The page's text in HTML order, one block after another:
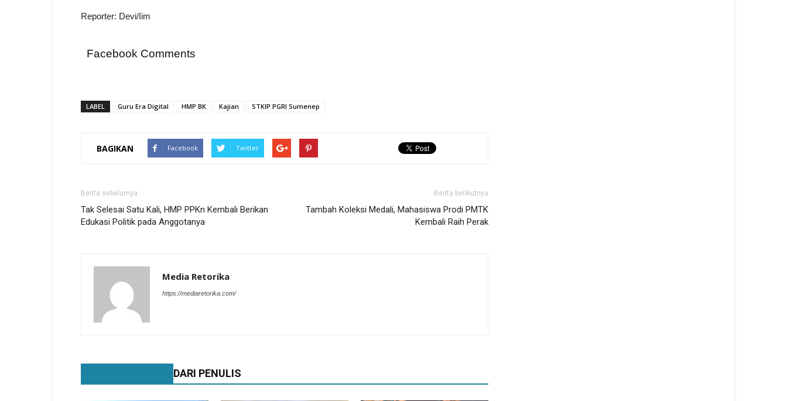
Reporter: Devi/Iim
Facebook Comments
LABEL Guru Era Digital HMP BK Kajian STKIP PGRI Sumenep
BAGIKAN Facebook Twitter
Berita sebelumya
Tak Selesai Satu Kali, HMP PPKn Kembali Berikan
Edukasi Politik pada Anggotanya
Berita berikutnya
Tambah Koleksi Medali, Mahasiswa Prodi PMTK
Kembali Raih Perak
Media Retorika
https://mediaretorika.com/
DARI PENULIS